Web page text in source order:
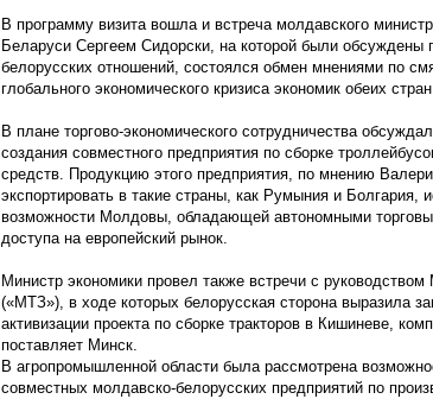
В программу визита вошла и встреча молдавского
Беларуси Сергеем Сидорски, на которой были обсуждены
белорусских отношений, состоялся обмен мнениями по
глобального экономического кризиса экономик обеих
В плане торгово-экономического сотрудничества
создания совместного предприятия по сборке
средств. Продукцию этого предприятия, по мнению
экспортировать в такие страны, как Румыния и Болгария,
возможности Молдовы, обладающей автономными
доступа на европейский рынок.
Министр экономики провел также встречи с руководством
(«МТЗ»), в ходе которых белорусская сторона выразила
активизации проекта по сборке тракторов в Кишиневе,
поставляет Минск.
В агропромышленной области была рассмотрена
совместных молдавско-белорусских предприятий по